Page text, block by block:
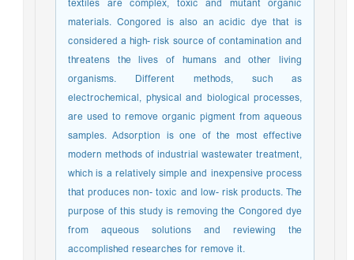
textiles are complex, toxic and mutant organic
materials. Congored is also an acidic dye that is
considered a high- risk source of contamination and
threatens the lives of humans and other living
organisms. Different methods, such as
electrochemical, physical and biological processes,
are used to remove organic pigment from aqueous
samples. Adsorption is one of the most effective
modern methods of industrial wastewater treatment,
which is a relatively simple and inexpensive process
that produces non- toxic and low- risk products. The
purpose of this study is removing the Congored dye
from aqueous solutions and reviewing the
accomplished researches for remove it.